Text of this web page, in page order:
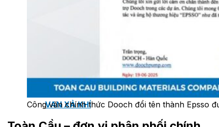
VAN ĐIỀU KHIỂN NƯỚC NÓNG
VAN XẢ KHÍ
Công văn chính thức Dooch đổi tên thành Epsso